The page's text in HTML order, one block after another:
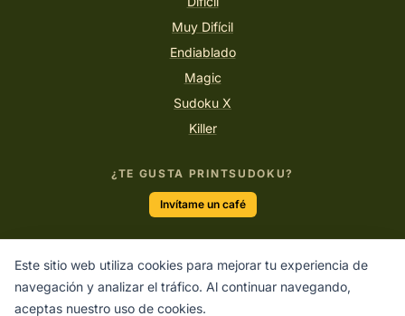
Este sitio web utiliza cookies para mejorar tu experiencia de
navegación y analizar el tráfico. Al continuar navegando,
aceptas nuestro uso de cookies.
Muy Difícil
Endiablado
Magic
Sudoku X
Killer
¿TE GUSTA PRINTSUDOKU?
Invítame un café
“El único modo de hacer un gran trabajo es amar lo que
haces.”